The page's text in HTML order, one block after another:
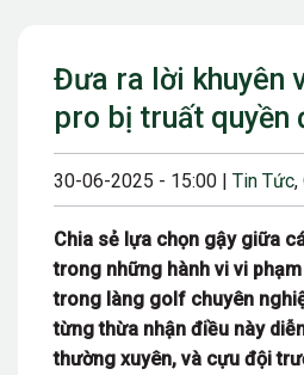
Đưa ra lời khuyên
pro bị truất quyền
30-06-2025 - 15:00 | Tin Tức,
Chia sẻ lựa chọn gậy giữa
trong những hành vi vi
trong làng golf chuyên
từng thừa nhận điều này
thường xuyên, và cựu đội